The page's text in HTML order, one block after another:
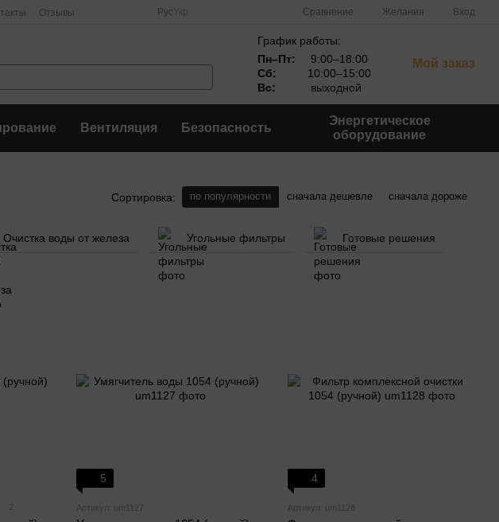
Отзывы Рус Сравнение Желания Вход
График работы:
Пн–Пт:
9:00–18:00
Сб:
10:00–15:00
Вс:
выходной
Мой заказ
Вентиляция Безопасность
Энергетическое
оборудование
Сортировка: по популярности сначала дешевле сначала дороже
Очистка воды от железа Угольные фильтры Готовые решения
5
Артикул: um1127
4
Артикул: um1128